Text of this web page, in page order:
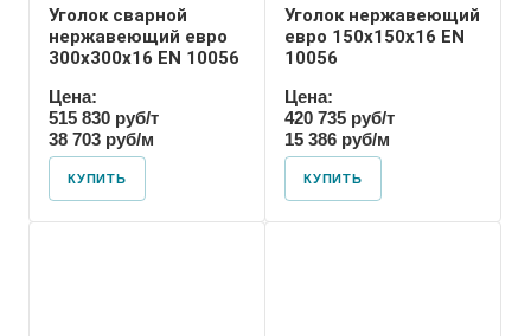
Уголок сварной
нержавеющий евро
300х300х16 EN 10056
Цена:
515 830 руб/т
38 703 руб/м
КУПИТЬ
Уголок нержавеющий
евро 150х150х16 EN
10056
Цена:
420 735 руб/т
15 386 руб/м
КУПИТЬ